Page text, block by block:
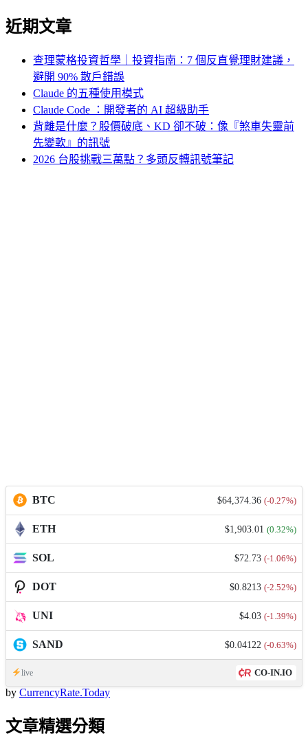
近期文章
查理蒙格投資哲學｜投資指南：7 個反直覺理財建議，
避開 90% 散戶錯誤
Claude 的五種使用模式
Claude Code ：開發者的 AI 超級助手
背離是什麼？股價破底、KD 卻不破：像『煞車失靈前
先變軟』的訊號
2026 台股挑戰三萬點？多頭反轉訊號筆記
BTC $64,374.36 (-0.27%)
ETH $1,903.01 (0.32%)
SOL $72.73 (-1.06%)
DOT $0.8213 (-2.52%)
UNI $4.03 (-1.39%)
SAND $0.04122 (-0.63%)
live CO-IN.IO
by CurrencyRate.Today
文章精選分類